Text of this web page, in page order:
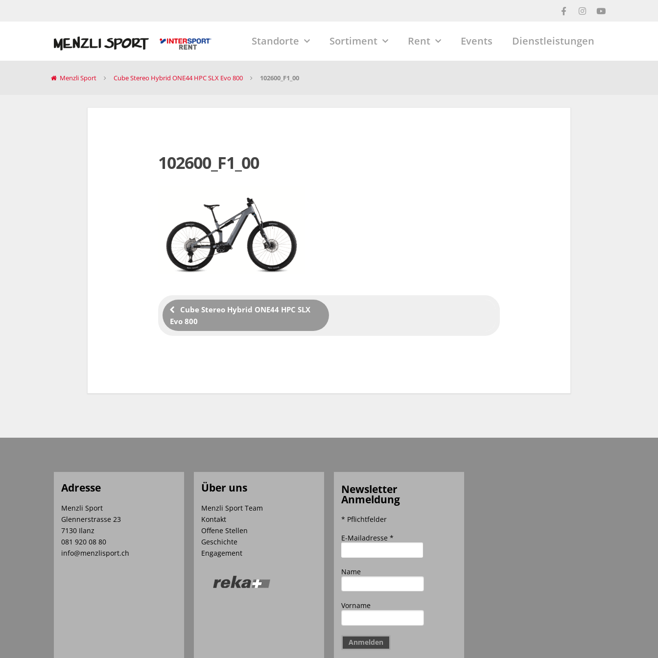
Standorte Sortiment Rent Events Dienstleistungen
Menzli Sport Cube Stereo Hybrid ONE44 HPC SLX Evo 800 102600_F1_00
102600_F1_00
Cube Stereo Hybrid ONE44 HPC SLX
Evo 800
Adresse
Menzli Sport
Glennerstrasse 23
7130 Ilanz
081 920 08 80
info@menzlisport.ch
Über uns
Menzli Sport Team
Kontakt
Offene Stellen
Geschichte
Engagement
Newsletter
Anmeldung
* Pflichtfelder
E-Mailadresse *
Name
Vorname